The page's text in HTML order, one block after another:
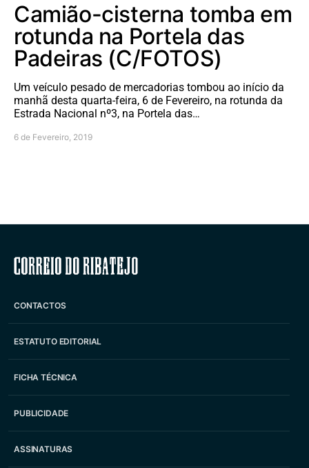
Camião-cisterna tomba em
rotunda na Portela das
Padeiras (C/FOTOS)
Um veículo pesado de mercadorias tombou ao início da
manhã desta quarta-feira, 6 de Fevereiro, na rotunda da
Estrada Nacional nº3, na Portela das…
6 de Fevereiro, 2019
Correio do Ribatejo
CONTACTOS
ESTATUTO EDITORIAL
FICHA TÉCNICA
PUBLICIDADE
ASSINATURAS